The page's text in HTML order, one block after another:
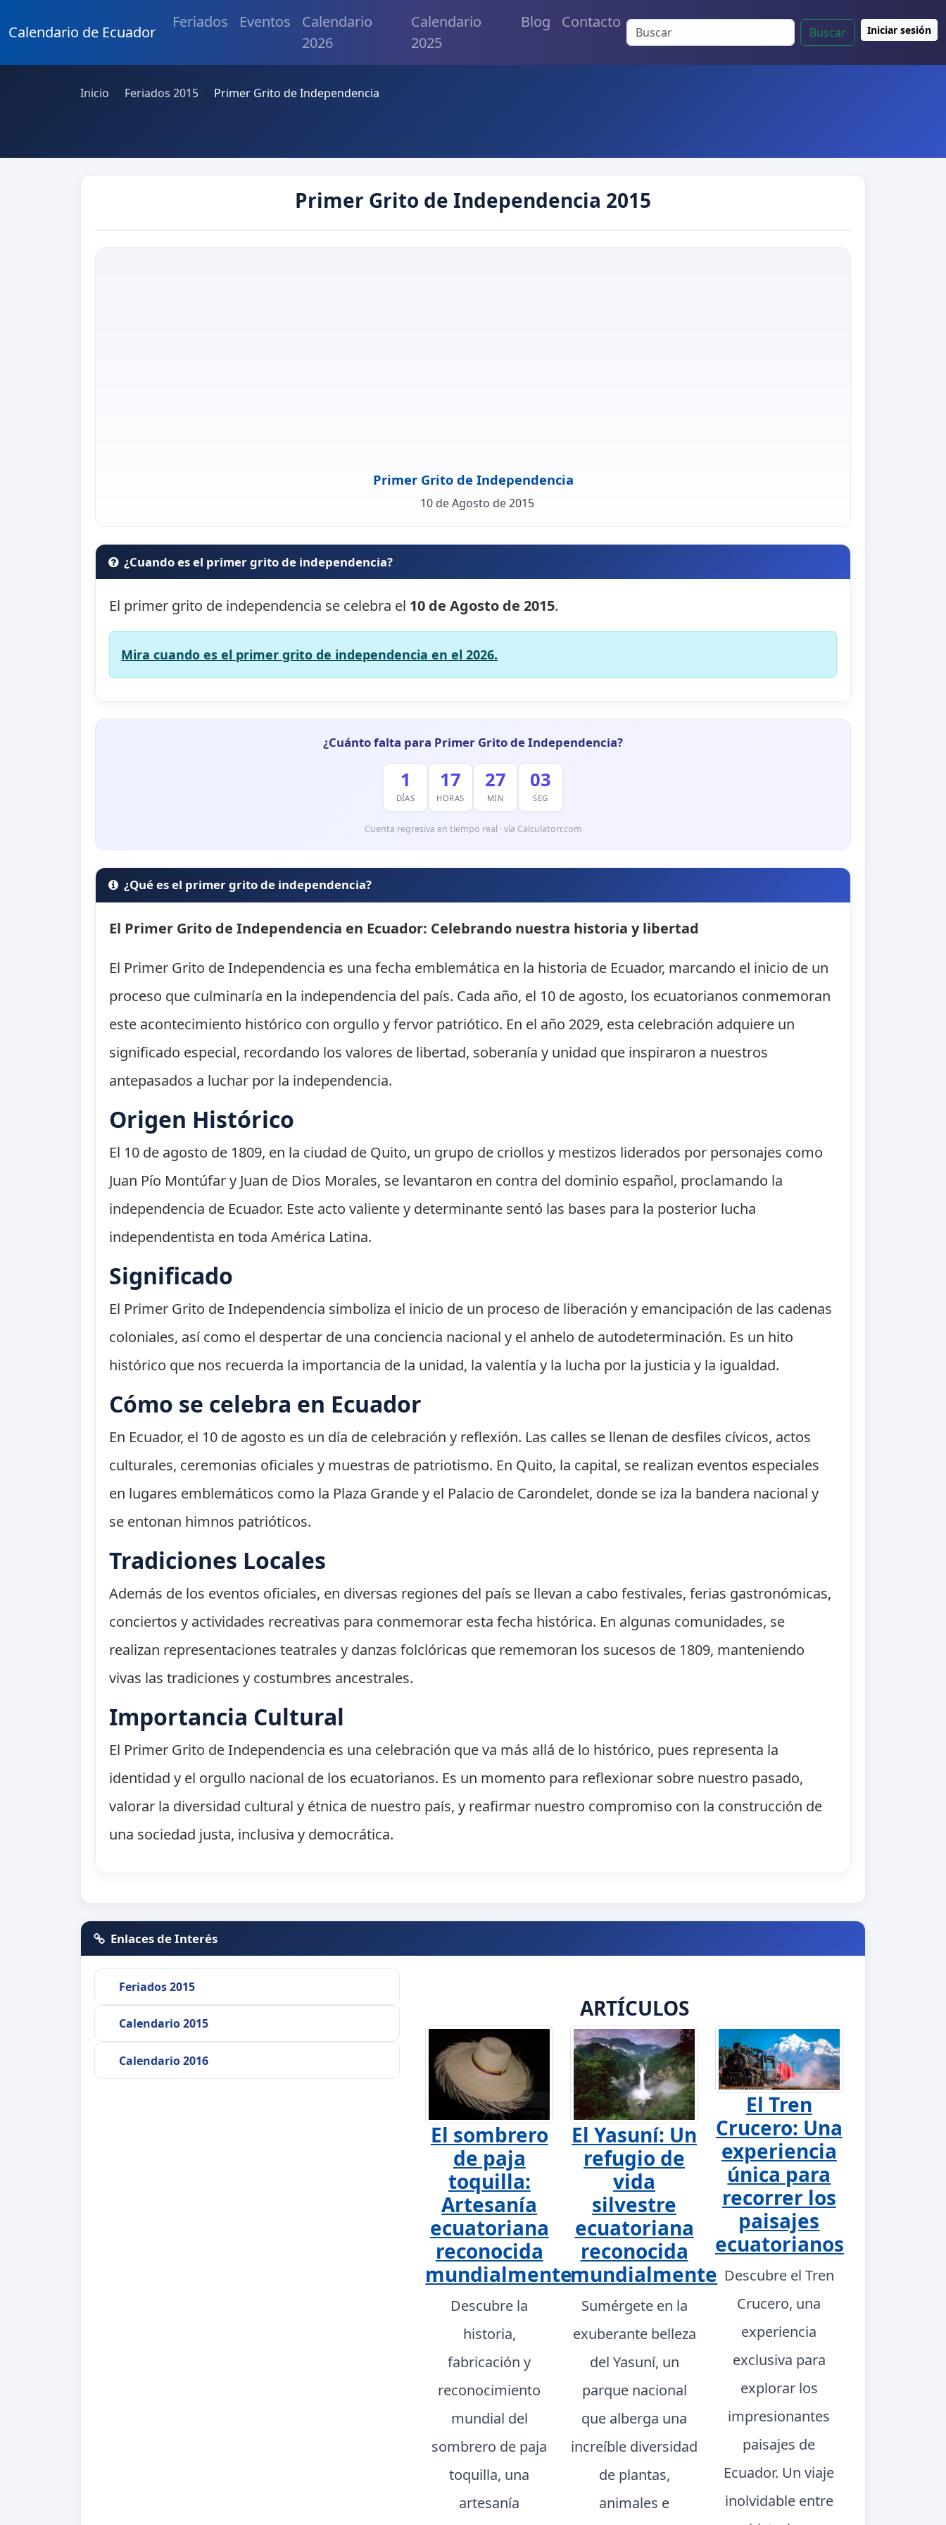
Calendario de Ecuador
Feriados Eventos
Calendario
2026
Calendario
2025
Blog Contacto
Buscar Iniciar sesión
Inicio Feriados 2015 Primer Grito de Independencia
Primer Grito de Independencia 2015
Primer Grito de Independencia
10 de Agosto de 2015
¿Cuando es el primer grito de independencia?
El primer grito de independencia se celebra el 10 de Agosto de 2015.
Mira cuando es el primer grito de independencia en el 2026.
¿Cuánto falta para Primer Grito de Independencia?
1
DÍAS
17
HORAS
27
MIN
01
SEG
Cuenta regresiva en tiempo real · vía Calculatorr.com
¿Qué es el primer grito de independencia?
El Primer Grito de Independencia en Ecuador: Celebrando nuestra historia y libertad
El Primer Grito de Independencia es una fecha emblemática en la historia de Ecuador, marcando el inicio de un
proceso que culminaría en la independencia del país. Cada año, el 10 de agosto, los ecuatorianos conmemoran
este acontecimiento histórico con orgullo y fervor patriótico. En el año 2029, esta celebración adquiere un
significado especial, recordando los valores de libertad, soberanía y unidad que inspiraron a nuestros
antepasados a luchar por la independencia.
Origen Histórico
El 10 de agosto de 1809, en la ciudad de Quito, un grupo de criollos y mestizos liderados por personajes como
Juan Pío Montúfar y Juan de Dios Morales, se levantaron en contra del dominio español, proclamando la
independencia de Ecuador. Este acto valiente y determinante sentó las bases para la posterior lucha
independentista en toda América Latina.
Significado
El Primer Grito de Independencia simboliza el inicio de un proceso de liberación y emancipación de las cadenas
coloniales, así como el despertar de una conciencia nacional y el anhelo de autodeterminación. Es un hito
histórico que nos recuerda la importancia de la unidad, la valentía y la lucha por la justicia y la igualdad.
Cómo se celebra en Ecuador
En Ecuador, el 10 de agosto es un día de celebración y reflexión. Las calles se llenan de desfiles cívicos, actos
culturales, ceremonias oficiales y muestras de patriotismo. En Quito, la capital, se realizan eventos especiales
en lugares emblemáticos como la Plaza Grande y el Palacio de Carondelet, donde se iza la bandera nacional y
se entonan himnos patrióticos.
Tradiciones Locales
Además de los eventos oficiales, en diversas regiones del país se llevan a cabo festivales, ferias gastronómicas,
conciertos y actividades recreativas para conmemorar esta fecha histórica. En algunas comunidades, se
realizan representaciones teatrales y danzas folclóricas que rememoran los sucesos de 1809, manteniendo
vivas las tradiciones y costumbres ancestrales.
Importancia Cultural
El Primer Grito de Independencia es una celebración que va más allá de lo histórico, pues representa la
identidad y el orgullo nacional de los ecuatorianos. Es un momento para reflexionar sobre nuestro pasado,
valorar la diversidad cultural y étnica de nuestro país, y reafirmar nuestro compromiso con la construcción de
una sociedad justa, inclusiva y democrática.
Enlaces de Interés
Feriados 2015
Calendario 2015
Calendario 2016
ARTÍCULOS
El sombrero
de paja
toquilla:
Artesanía
ecuatoriana
reconocida
mundialmente
Descubre la
historia,
fabricación y
reconocimiento
mundial del
sombrero de paja
toquilla, una
artesanía
El Yasuní: Un
refugio de
vida
silvestre
ecuatoriana
reconocida
mundialmente
Sumérgete en la
exuberante belleza
del Yasuní, un
parque nacional
que alberga una
increíble diversidad
de plantas,
animales e
El Tren
Crucero: Una
experiencia
única para
recorrer los
paisajes
ecuatorianos
Descubre el Tren
Crucero, una
experiencia
exclusiva para
explorar los
impresionantes
paisajes de
Ecuador. Un viaje
inolvidable entre